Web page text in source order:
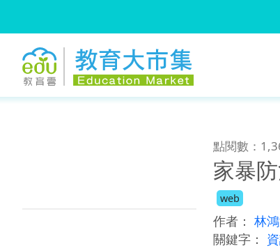
點閱數：
家暴
web
作者： 林
關鍵字：